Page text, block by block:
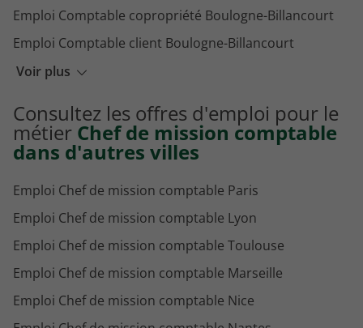
Voir plus
Emploi Comptable copropriété Boulogne-Billancourt
Emploi Comptable client Boulogne-Billancourt
Emploi Gestionnaire comptable Boulogne-Billancourt
Emploi Expert comptable Boulogne-Billancourt
Consultez les offres d'emploi pour le
métier Chef de mission comptable
dans d'autres villes
Emploi Chef de mission comptable Paris
Emploi Chef de mission comptable Lyon
Emploi Chef de mission comptable Toulouse
Emploi Chef de mission comptable Marseille
Emploi Chef de mission comptable Nice